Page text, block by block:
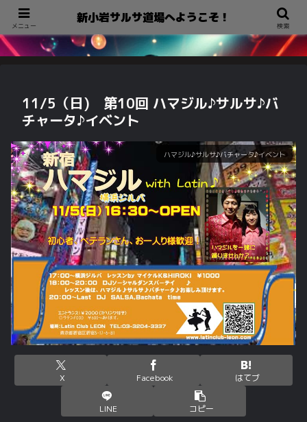
新小岩サルサ道場へようこそ！
11/5（日) 第10回 ハマジル♪サルサ♪バ
チャータ♪イベント
ハマジル♪サルサ♪バチャータ♪イベント
X Facebook はてブ
LINE コピー
メニュー
新小岩サルサ道場へようこそ！
検索